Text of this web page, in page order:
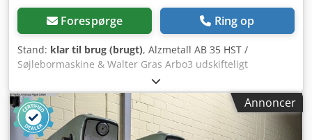
Forespørge Ring op
Stand: klar til brug (brugt), Alzmetall AB 35 HST /
Søjlebormaskine & Walter Gras Arbo3 udskifteligt
borehoved -Borekapacitet / stål ca. 40 mm -Borekapacitet /
støbejern ca. 45 mm -Gevindskæring maks. M25 -
Spindelkonus MK 4 -Spindelvandring 180 mm -
Omdrejningstal (TRINLØST) 65 - 1750 o/min -Omskifteligt
omdrejningstalsområde 130-480 / 480-1750 o/min -
Annoncer